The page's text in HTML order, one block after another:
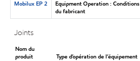
Mobilux EP 2
Equipment Operation :
du fabricant
Joints
Nom du
produit
Type d’opération de l’équipement